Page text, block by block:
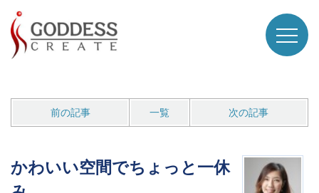
前の記事 一覧 次の記事
かわいい空間でちょっと一休